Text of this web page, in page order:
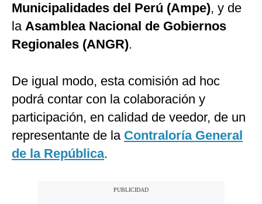
Municipalidades del Perú (Ampe), y de
la Asamblea Nacional de Gobiernos
Regionales (ANGR).
De igual modo, esta comisión ad hoc
podrá contar con la colaboración y
participación, en calidad de veedor, de un
representante de la Contraloría General
de la República.